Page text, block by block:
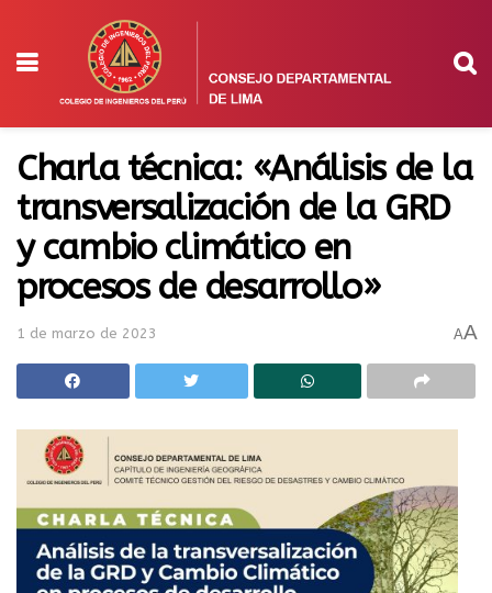
Charla técnica: «Análisis de la
transversalización de la GRD
y cambio climático en
procesos de desarrollo»
1 de marzo de 2023 AA